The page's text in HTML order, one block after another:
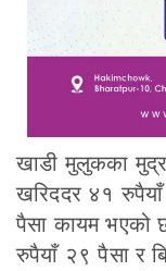
खाडी मुलुकका
खरिददर ४१
पैसा कायम भएको
रुपैयाँ २९ पैसा र